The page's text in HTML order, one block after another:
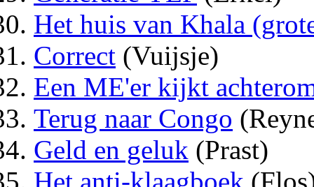
Het huis van Khala
Correct (Vuijsje)
Een ME'er kijkt
Terug naar Congo
Geld en geluk (Prast)
Het anti-klaagboek